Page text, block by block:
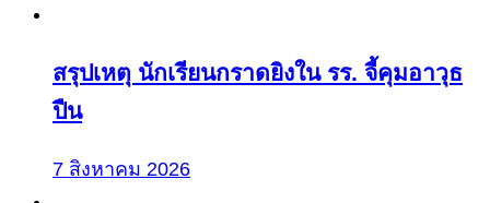
สรุปเหตุ นักเรียนกราดยิงใน รร. จี้คุมอาวุธ
ปืน
7 สิงหาคม 2026